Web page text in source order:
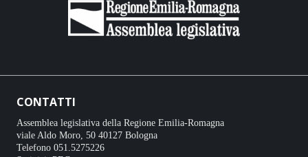
CONTATTI
Assemblea legislativa della Regione Emilia-Romagna
viale Aldo Moro, 50 40127 Bologna
Telefono 051.5275226